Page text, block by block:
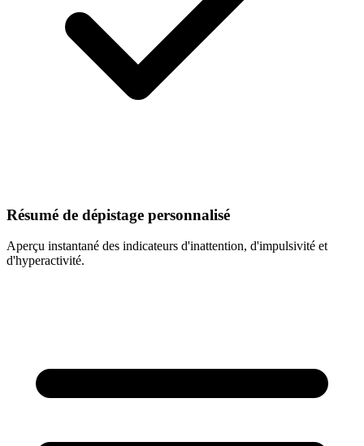
Résumé de dépistage personnalisé
Aperçu instantané des indicateurs d'inattention, d'impulsivité et
d'hyperactivité.